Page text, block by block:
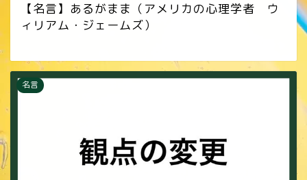
【名言】あるがまま（アメリカの心理学者 ウ
ィリアム・ジェームズ）
名言